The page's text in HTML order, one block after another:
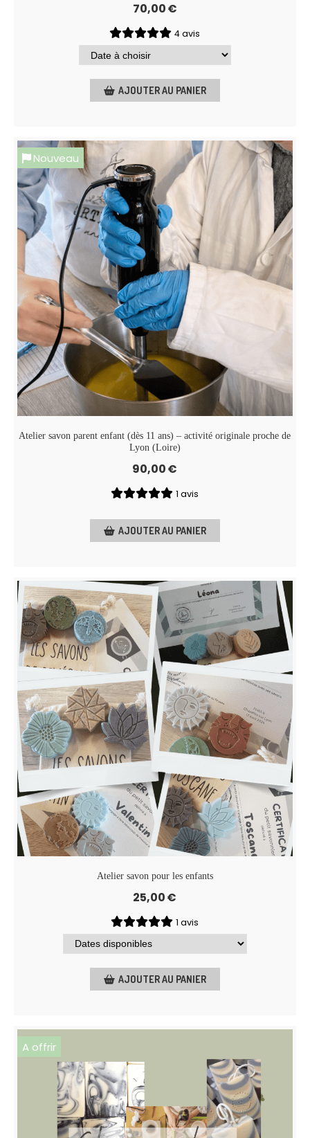
70,00€
4 avis
AJOUTER AU PANIER
Nouveau
Atelier savon parent enfant (dès 11 ans) – activité originale proche de
Lyon (Loire)
90,00€
1 avis
AJOUTER AU PANIER
Atelier savon pour les enfants
25,00€
1 avis
AJOUTER AU PANIER
A offrir